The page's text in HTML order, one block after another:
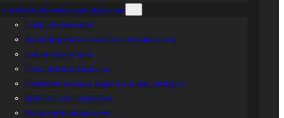
Профессиональная переподготовка
Проф. образование
Teхносферная безопасность. Охрана труда
Нефтегазовое дело
Пожарная безопасность
Профессиональная переподготовка тренеров
Транспортная подготовка
Управление персоналом